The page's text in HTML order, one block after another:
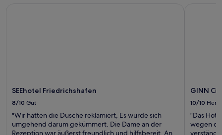
SEEhotel Friedrichshafen
8/10 Gut
"Wir hatten die Dusche reklamiert, Es wurde sich
umgehend darum gekümmert. Die Dame an der
Rezeption war äußerst freundlich und hilfsbereit. An
GINN
10/10
"Das
wegen